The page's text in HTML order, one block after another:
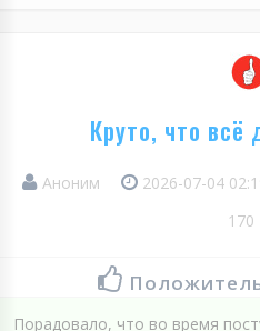
Круто, что всё
Аноним 2026-07-04
170
Порадовало, что во время